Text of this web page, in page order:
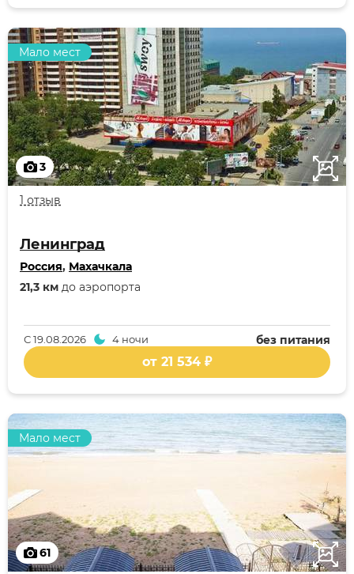
3
Мало мест
1 отзыв
Ленинград
Россия, Махачкала
21,3 км до аэропорта
без питания
С19.08.2026 4 ночи
от 21 534 ₽
61
Мало мест